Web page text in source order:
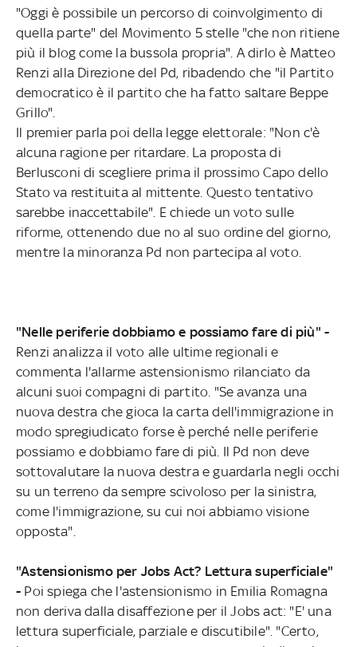
"Oggi è possibile un percorso di coinvolgimento di
quella parte" del Movimento 5 stelle "che non ritiene
più il blog come la bussola propria". A dirlo è Matteo
Renzi alla Direzione del Pd, ribadendo che "il Partito
democratico è il partito che ha fatto saltare Beppe
Grillo".
Il premier parla poi della legge elettorale: "Non c'è
alcuna ragione per ritardare. La proposta di
Berlusconi di scegliere prima il prossimo Capo dello
Stato va restituita al mittente. Questo tentativo
sarebbe inaccettabile". E chiede un voto sulle
riforme, ottenendo due no al suo ordine del giorno,
mentre la minoranza Pd non partecipa al voto.
"Nelle periferie dobbiamo e possiamo fare di più" -
Renzi analizza il voto alle ultime regionali e
commenta l'allarme astensionismo rilanciato da
alcuni suoi compagni di partito. "Se avanza una
nuova destra che gioca la carta dell'immigrazione in
modo spregiudicato forse è perché nelle periferie
possiamo e dobbiamo fare di più. Il Pd non deve
sottovalutare la nuova destra e guardarla negli occhi
su un terreno da sempre scivoloso per la sinistra,
come l'immigrazione, su cui noi abbiamo visione
opposta".
"Astensionismo per Jobs Act? Lettura superficiale"
- Poi spiega che l'astensionismo in Emilia Romagna
non deriva dalla disaffezione per il Jobs act: "E' una
lettura superficiale, parziale e discutibile". "Certo,